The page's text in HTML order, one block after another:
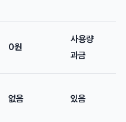
0원
사용량
과금
없음 있음